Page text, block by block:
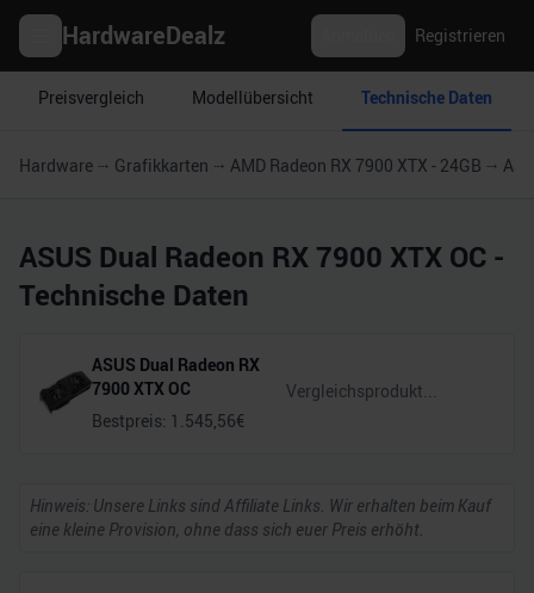
HardwareDealz Registrieren
Preisvergleich Modellübersicht Technische Daten
Hardware Grafikkarten AMD Radeon RX 7900 XTX - 24GB
ASUS Dual Radeon RX 7900 XTX OC -
Technische Daten
ASUS Dual Radeon RX
7900 XTX OC
Bestpreis: 1.545,56€
Hinweis: Unsere Links sind Affiliate Links. Wir erhalten beim Kauf
eine kleine Provision, ohne dass sich euer Preis erhöht.